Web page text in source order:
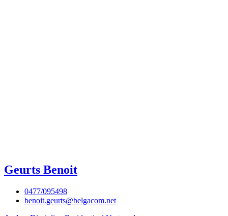
Geurts Benoit
0477/095498
benoit.geurts@belgacom.net